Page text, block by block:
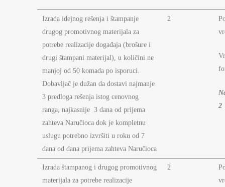
Izrada idejnog rešenja i štampanje
drugog promotivnog materijala za
potrebe realizacije događaja (brošure i
drugi štampani materijal), u količini ne
manjoj od 50 komada po isporuci.
Dobavljač je dužan da dostavi najmanje
3 predloga rešenja istog cenovnog
ranga, najkasnije 3 dana od prijema
zahteva Naručioca dok je kompletnu
uslugu potrebno izvršiti u roku od 7
dana od dana prijema zahteva Naručioca
2
2
Izrada štampanog i drugog promotivnog
materijala za potrebe realizacije
2